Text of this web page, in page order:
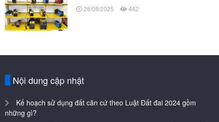
26/08/2025 442
Nội dung cập nhật
Kế hoạch sử dụng đất căn cứ theo Luật Đất đai 2024 gồm
những gì?